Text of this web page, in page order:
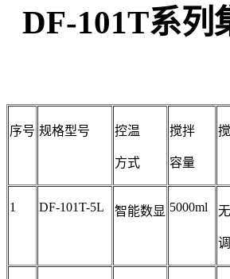
DF-101T系列
序号 规格型号 控温
方式
搅拌
容量
1 DF-101T-5L 智能数显 5000ml